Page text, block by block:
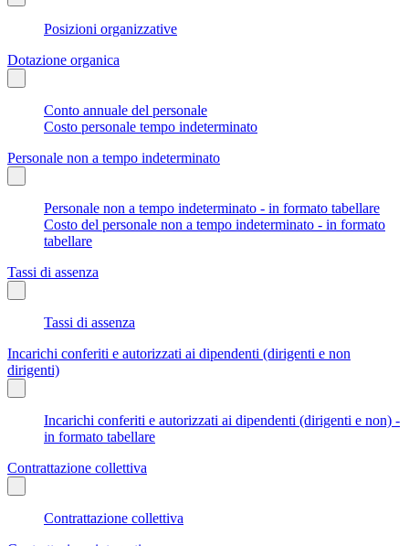
Posizioni organizzative
Dotazione organica
Conto annuale del personale
Costo personale tempo indeterminato
Personale non a tempo indeterminato
Personale non a tempo indeterminato - in formato tabellare
Costo del personale non a tempo indeterminato - in formato
tabellare
Tassi di assenza
Tassi di assenza
Incarichi conferiti e autorizzati ai dipendenti (dirigenti e non
dirigenti)
Incarichi conferiti e autorizzati ai dipendenti (dirigenti e non) -
in formato tabellare
Contrattazione collettiva
Contrattazione collettiva